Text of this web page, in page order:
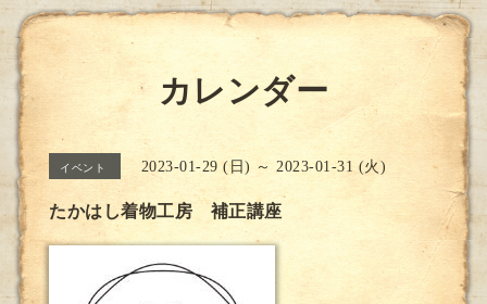
カレンダー
イベント 2023-01-29 (日) ～ 2023-01-31 (火)
たかはし着物工房 補正講座